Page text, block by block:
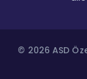
© 2026 ASD